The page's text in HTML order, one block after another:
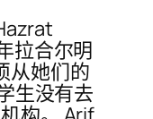
拉合尔明
从她们的
生没有去